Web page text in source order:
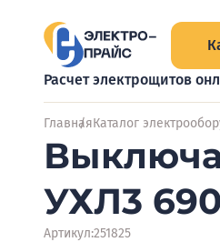
Расчет электрощитов
ГлавнаяКаталог
УХЛ3
Артикул:251825